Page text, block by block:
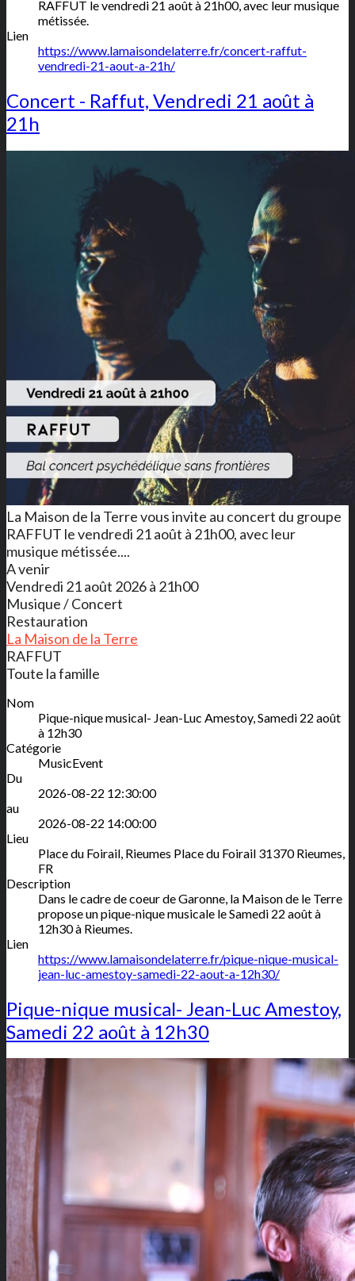
RAFFUT le vendredi 21 août à 21h00, avec leur musique
métissée.
Lien
https://www.lamaisondelaterre.fr/concert-raffut-
vendredi-21-aout-a-21h/
Concert - Raffut, Vendredi 21 août à
21h
La Maison de la Terre vous invite au concert du groupe
RAFFUT le vendredi 21 août à 21h00, avec leur
musique métissée....
A venir
Vendredi 21 août 2026 à 21h00
Musique / Concert
Restauration
La Maison de la Terre
RAFFUT
Toute la famille
Nom
Pique-nique musical- Jean-Luc Amestoy, Samedi 22 août
à 12h30
Catégorie
MusicEvent
Du
2026-08-22 12:30:00
au
2026-08-22 14:00:00
Lieu
Place du Foirail, Rieumes Place du Foirail 31370 Rieumes
FR
Description
Dans le cadre de coeur de Garonne, la Maison de le Terre
propose un pique-nique musicale le Samedi 22 août à
12h30 à Rieumes.
Lien
https://www.lamaisondelaterre.fr/pique-nique-musical-
jean-luc-amestoy-samedi-22-aout-a-12h30/
Pique-nique musical- Jean-Luc Amestoy,
Samedi 22 août à 12h30